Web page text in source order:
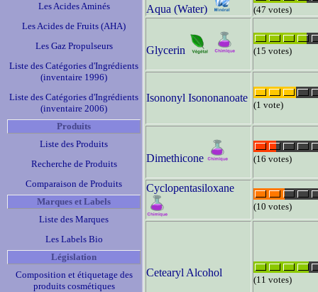
Les Acides Aminés
Les Acides de Fruits (AHA)
Les Gaz Propulseurs
Liste des Catégories d'Ingrédients
(inventaire 1996)
Liste des Catégories d'Ingrédients
(inventaire 2006)
Produits
Liste des Produits
Recherche de Produits
Comparaison de Produits
Marques et Labels
Liste des Marques
Les Labels Bio
Législation
Composition et étiquetage des
produits cosmétiques
Aqua (Water) (47 votes)
Glycerin (15 votes)
Isononyl Isononanoate
(1 vote)
Dimethicone (16 votes)
Cyclopentasiloxane
(10 votes)
Cetearyl Alcohol
(11 votes)